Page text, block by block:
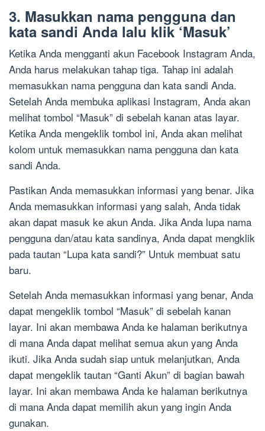
3. Masukkan nama pengguna dan
kata sandi Anda lalu klik ‘Masuk’
Ketika Anda mengganti akun Facebook Instagram Anda,
Anda harus melakukan tahap tiga. Tahap ini adalah
memasukkan nama pengguna dan kata sandi Anda.
Setelah Anda membuka aplikasi Instagram, Anda akan
melihat tombol “Masuk” di sebelah kanan atas layar.
Ketika Anda mengeklik tombol ini, Anda akan melihat
kolom untuk memasukkan nama pengguna dan kata
sandi Anda.
Pastikan Anda memasukkan informasi yang benar. Jika
Anda memasukkan informasi yang salah, Anda tidak
akan dapat masuk ke akun Anda. Jika Anda lupa nama
pengguna dan/atau kata sandinya, Anda dapat mengklik
pada tautan “Lupa kata sandi?” Untuk membuat satu
baru.
Setelah Anda memasukkan informasi yang benar, Anda
dapat mengeklik tombol “Masuk” di sebelah kanan
layar. Ini akan membawa Anda ke halaman berikutnya
di mana Anda dapat melihat semua akun yang Anda
ikuti. Jika Anda sudah siap untuk melanjutkan, Anda
dapat mengeklik tautan “Ganti Akun” di bagian bawah
layar. Ini akan membawa Anda ke halaman berikutnya
di mana Anda dapat memilih akun yang ingin Anda
gunakan.